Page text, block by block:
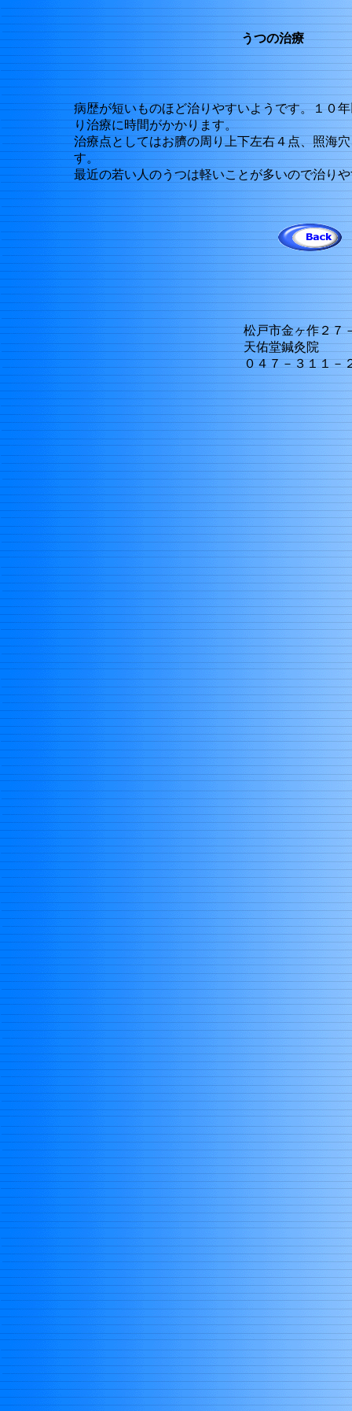
うつの治療
病歴が短いものほど治りやすいようです。１０
り治療に時間がかかります。
治療点としてはお臍の周り上下左右４点、照海
す。
最近の若い人のうつは軽いことが多いので治り
松戸市金ヶ作２７
天佑堂鍼灸院
０４７－３１１－